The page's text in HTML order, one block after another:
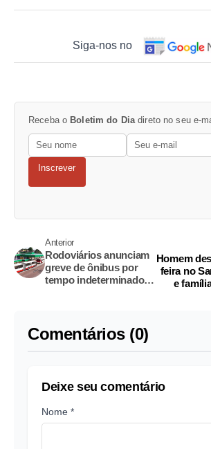
Siga-nos no
Receba o Boletim do Diadireto no seu e-
Inscrever
Anterior
Rodoviários anunciam
greve de ônibus por
tempo indeterminado
Homem
feira no
e
Comentários (0)
Deixe seu comentário
Nome *